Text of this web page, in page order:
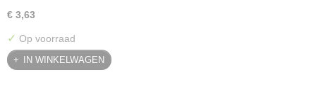
€ 3,63
✓ Op voorraad
IN WINKELWAGEN